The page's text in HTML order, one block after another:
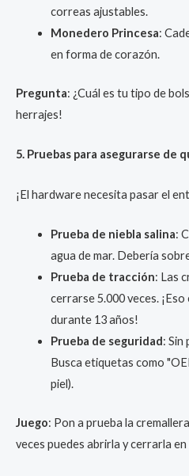
correas ajustables.
Monedero Princesa:
en forma de corazón.
Pregunta: ¿Cuál es tu tipo de
herrajes!
5. Pruebas para asegurarse de
¡El hardware necesita pasar el
Prueba de niebla salina:
agua de mar. Debería
Prueba de tracción: Las
cerrarse 5.000 veces.
durante 13 años!
Prueba de seguridad: Sin
Busca etiquetas como
piel).
Juego: Pon a prueba la
veces puedes abrirla y cerrarla en